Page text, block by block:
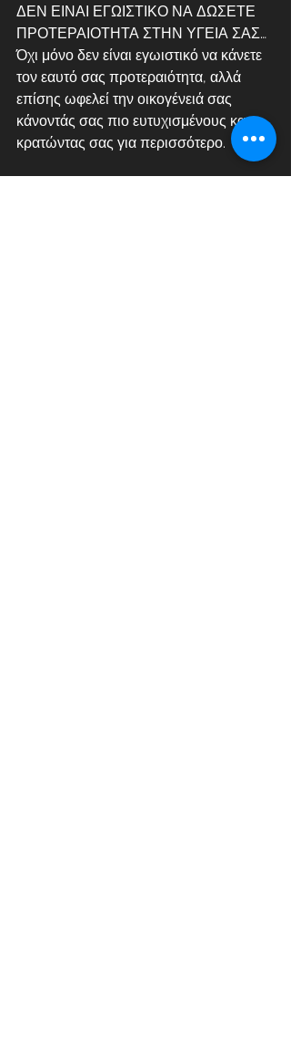
ΔΕΝ ΕΙΝΑΙ ΕΓΩΙΣΤΙΚΟ ΝΑ ΔΩΣΕΤΕ
ΠΡΟΤΕΡΑΙΟΤΗΤΑ ΣΤΗΝ ΥΓΕΙΑ ΣΑΣ…
Όχι μόνο δεν είναι εγωιστικό να κάνετε
τον εαυτό σας προτεραιότητα, αλλά
επίσης ωφελεί την οικογένειά σας
κάνοντάς σας πιο ευτυχισμένους και
κρατώντας σας για περισσότερο.